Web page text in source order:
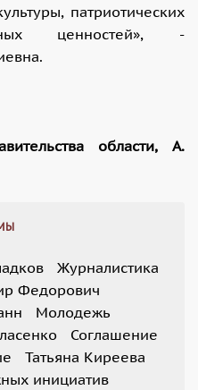
патриотических
ценностей», -
области, А.
Журналистика
Федорович
Молодежь
Соглашение
Татьяна Киреева
инициатив